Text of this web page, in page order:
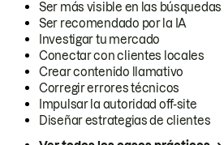
Ser más visible en las búsquedas
Ser recomendado por la IA
Investigar tu mercado
Conectar con clientes locales
Crear contenido llamativo
Corregir errores técnicos
Impulsar la autoridad off-site
Diseñar estrategias de clientes